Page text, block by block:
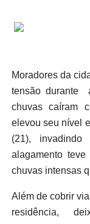
Moradores da
tensão durante
chuvas caíram
elevou seu nível
(21),
alagamento
chuvas intensas
Além de cobrir
residência,